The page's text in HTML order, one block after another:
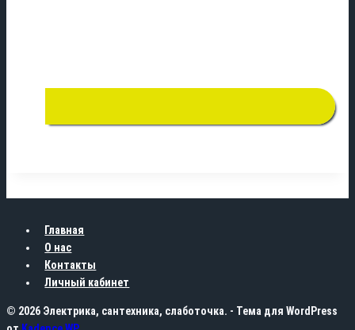
Главная
О нас
Контакты
Личный кабинет
© 2026 Электрика, сантехника, слаботочка. - Тема для WordPress